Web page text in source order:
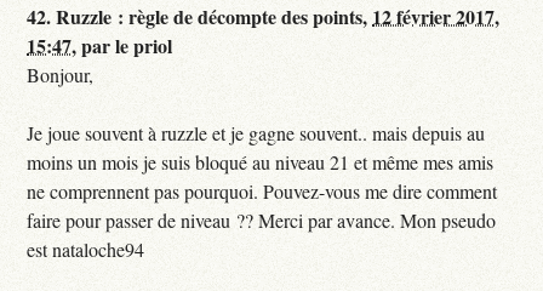
42.Ruzzle : règle de décompte des points, 12 février 2017,
15:47,parle priol
Bonjour,
Je joue souvent à ruzzle et je gagne souvent.. mais depuis au
moins un mois je suis bloqué au niveau 21 et même mes amis
ne comprennent pas pourquoi. Pouvez-vous me dire comment
faire pour passer de niveau ?? Merci par avance. Mon pseudo
est nataloche94